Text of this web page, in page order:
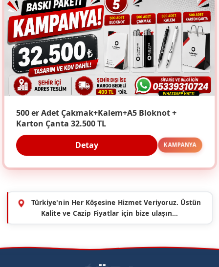
500 er Adet Çakmak+Kalem+A5 Bloknot +
Karton Çanta 32.500 TL
Detay KAMPANYA
Türkiye'nin Her Köşesine Hizmet Veriyoruz. Üstün
Kalite ve Cazip Fiyatlar için bize ulaşın...